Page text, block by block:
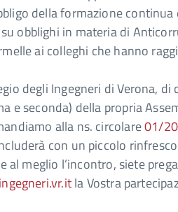
della formazione
obblighi in materia di
ai colleghi che hanno
degli Ingegneri di Verona,
e seconda) della propria
alla ns. circolare01/
con un piccolo
al meglio l’incontro, siete
la Vostra